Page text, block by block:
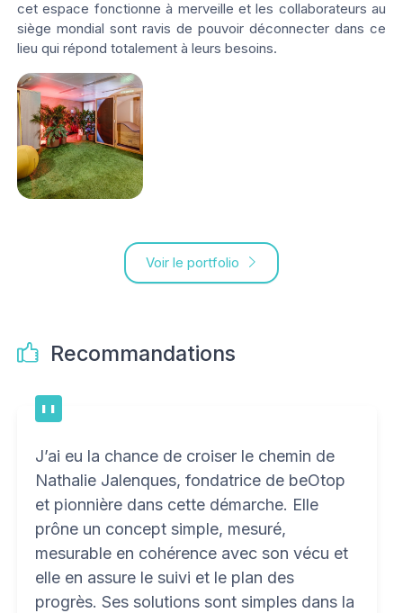
cet espace fonctionne à merveille et les collaborateurs au
siège mondial sont ravis de pouvoir déconnecter dans ce
lieu qui répond totalement à leurs besoins.
Voir le portfolio
Recommandations
J’ai eu la chance de croiser le chemin de
Nathalie Jalenques, fondatrice de beOtop
et pionnière dans cette démarche. Elle
prône un concept simple, mesuré,
mesurable en cohérence avec son vécu et
elle en assure le suivi et le plan des
progrès. Ses solutions sont simples dans la